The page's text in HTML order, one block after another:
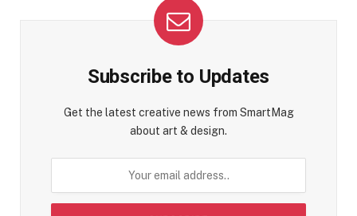
Subscribe to Updates
Get the latest creative news from SmartMag
about art & design.